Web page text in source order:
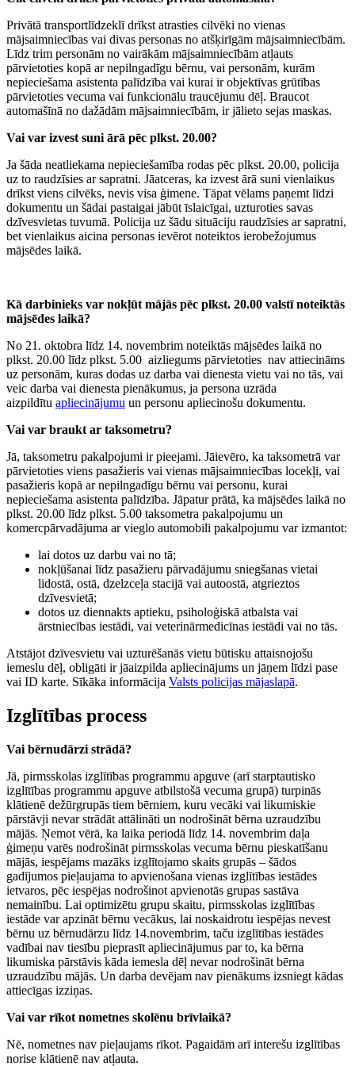
Privātā transportlīdzeklī drīkst atrasties cilvēki no vienas
mājsaimniecības vai divas personas no atšķirīgām mājsaimniecībām.
Līdz trim personām no vairākām mājsaimniecībām atļauts
pārvietoties kopā ar nepilngadīgu bērnu, vai personām, kurām
nepieciešama asistenta palīdzība vai kurai ir objektīvas grūtības
pārvietoties vecuma vai funkcionālu traucējumu dēļ. Braucot
automašīnā no dažādām mājsaimniecībām, ir jālieto sejas maskas.
Vai var izvest suni ārā pēc plkst. 20.00?
Ja šāda neatliekama nepieciešamība rodas pēc plkst. 20.00, policija
uz to raudzīsies ar sapratni. Jāatceras, ka izvest ārā suni vienlaikus
drīkst viens cilvēks, nevis visa ģimene. Tāpat vēlams paņemt līdzi
dokumentu un šādai pastaigai jābūt īslaicīgai, uzturoties savas
dzīvesvietas tuvumā. Policija uz šādu situāciju raudzīsies ar sapratni,
bet vienlaikus aicina personas ievērot noteiktos ierobežojumus
mājsēdes laikā.
Kā darbinieks var nokļūt mājās pēc plkst. 20.00 valstī noteiktās
mājsēdes laikā?
No 21. oktobra līdz 14. novembrim noteiktās mājsēdes laikā no
plkst. 20.00 līdz plkst. 5.00 aizliegums pārvietoties nav attiecināms
uz personām, kuras dodas uz darba vai dienesta vietu vai no tās, vai
veic darba vai dienesta pienākumus, ja persona uzrāda
aizpildītu apliecinājumu un personu apliecinošu dokumentu.
Vai var braukt ar taksometru?
Jā, taksometru pakalpojumi ir pieejami. Jāievēro, ka taksometrā var
pārvietoties viens pasažieris vai vienas mājsaimniecības locekļi, vai
pasažieris kopā ar nepilngadīgu bērnu vai personu, kurai
nepieciešama asistenta palīdzība. Jāpatur prātā, ka mājsēdes laikā no
plkst. 20.00 līdz plkst. 5.00 taksometra pakalpojumu un
komercpārvadājuma ar vieglo automobili pakalpojumu var izmantot:
lai dotos uz darbu vai no tā;
nokļūšanai līdz pasažieru pārvadājumu sniegšanas vietai
lidostā, ostā, dzelzceļa stacijā vai autoostā, atgrieztos
dzīvesvietā;
dotos uz diennakts aptieku, psiholoģiskā atbalsta vai
ārstniecības iestādi, vai veterinārmedicīnas iestādi vai no tās.
Atstājot dzīvesvietu vai uzturēšanās vietu būtisku attaisnojošu
iemeslu dēļ, obligāti ir jāaizpilda apliecinājums un jāņem līdzi pase
vai ID karte. Sīkāka informācija Valsts policijas mājaslapā.
Izglītības process
Vai bērnudārzi strādā?
Jā, pirmsskolas izglītības programmu apguve (arī starptautisko
izglītības programmu apguve atbilstošā vecuma grupā) turpinās
klātienē dežūrgrupās tiem bērniem, kuru vecāki vai likumiskie
pārstāvji nevar strādāt attālināti un nodrošināt bērna uzraudzību
mājās. Ņemot vērā, ka laika periodā līdz 14. novembrim daļa
ģimeņu varēs nodrošināt pirmsskolas vecuma bērnu pieskatīšanu
mājās, iespējams mazāks izglītojamo skaits grupās – šādos
gadījumos pieļaujama to apvienošana vienas izglītības iestādes
ietvaros, pēc iespējas nodrošinot apvienotās grupas sastāva
nemainību. Lai optimizētu grupu skaitu, pirmsskolas izglītības
iestāde var apzināt bērnu vecākus, lai noskaidrotu iespējas nevest
bērnu uz bērnudārzu līdz 14.novembrim, taču izglītības iestādes
vadībai nav tiesību pieprasīt apliecinājumus par to, ka bērna
likumiska pārstāvis kāda iemesla dēļ nevar nodrošināt bērna
uzraudzību mājās. Un darba devējam nav pienākums izsniegt kādas
attiecīgas izziņas.
Vai var rīkot nometnes skolēnu brīvlaikā?
Nē, nometnes nav pieļaujams rīkot. Pagaidām arī interešu izglītības
norise klātienē nav atļauta.